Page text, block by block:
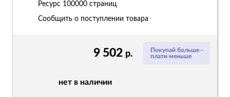
Покупай больше -
плати меньше
9 502 р.
нет в наличии
Ресурс 100000 страниц
Сообщить о поступлении товара